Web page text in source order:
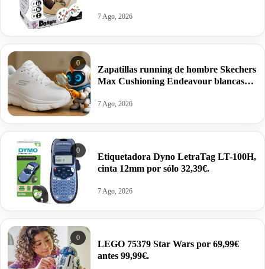
7 Ago, 2026
0
Zapatillas running de hombre Skechers
Max Cushioning Endeavour blancas
7 Ago, 2026
0
Etiquetadora Dyno LetraTag LT-100H,
cinta 12mm por sólo 32,39€.
7 Ago, 2026
0
LEGO 75379 Star Wars por 69,99€
antes 99,99€.